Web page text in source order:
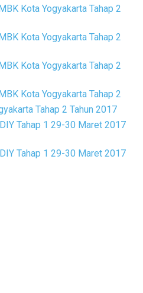
Kota Yogyakarta Tahap 2
Kota Yogyakarta Tahap 2
Kota Yogyakarta Tahap 2
Kota Yogyakarta Tahap 2
Tahap 2 Tahun 2017
Tahap 1 29-30 Maret 2017
Tahap 1 29-30 Maret 2017